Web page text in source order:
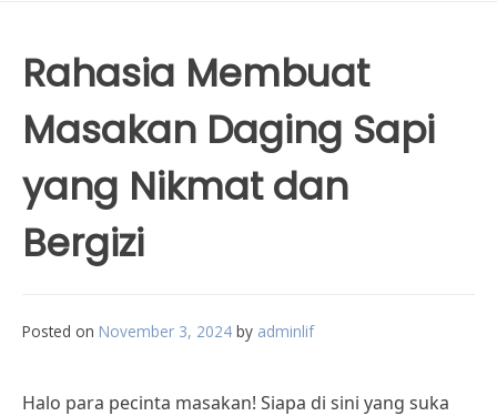
Rahasia Membuat
Masakan Daging Sapi
yang Nikmat dan
Bergizi
Posted on November 3, 2024 by adminlif
Halo para pecinta masakan! Siapa di sini yang suka